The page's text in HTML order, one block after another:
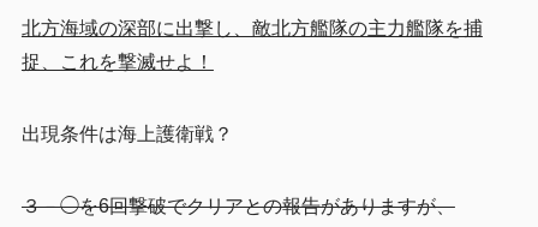
北方海域の深部に出撃し、敵北方艦隊の主力艦隊を捕
捉、これを撃滅せよ！
出現条件は海上護衛戦？
３－◯を6回撃破でクリアとの報告がありますが、